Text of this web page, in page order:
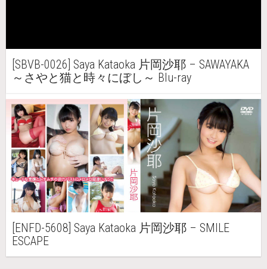
[SBVB-0026] Saya Kataoka 片岡沙耶 – SAWAYAKA
～さやと猫と時々にぼし～ Blu-ray
[ENFD-5608] Saya Kataoka 片岡沙耶 – SMILE
ESCAPE